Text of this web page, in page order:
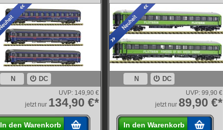
N DC
UVP: 149,90 €
jetzt nur 134,90 €*
In den Warenkorb
N DC
UVP: 99,90 €
jetzt nur 89,90 €*
In den Warenkorb